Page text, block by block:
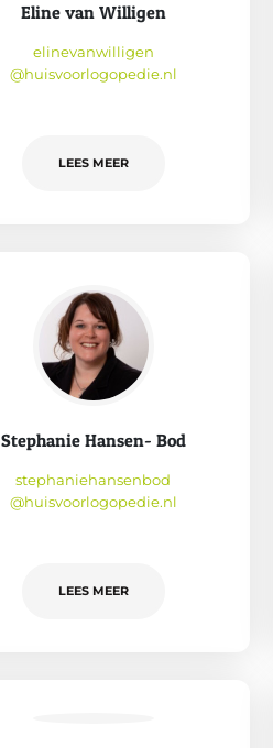
Eline van Willigen
elinevanwilligen
@huisvoorlogopedie.nl
LEES MEER
Stephanie Hansen- Bod
stephaniehansenbod
@huisvoorlogopedie.nl
LEES MEER